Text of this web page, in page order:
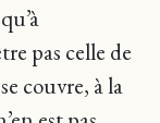
pas celle de
couvre, à la